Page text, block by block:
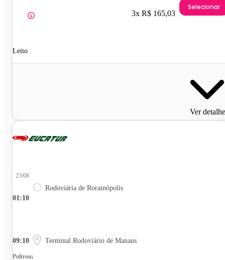
Leito
3x R$ 165,03
Selecionar
Ver
01:10
23/08
Rodoviária de Rorainópolis
09:10 Terminal Rodoviário de Manaus
Poltrona